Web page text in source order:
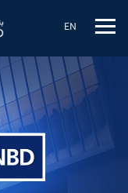
Mobile menu
EN